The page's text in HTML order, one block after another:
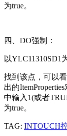
为true。
四、DO强制：
以YLC11310SD1
找到该点，可以
出的
中输入1(或者
为true。
TAG: INTOUCH